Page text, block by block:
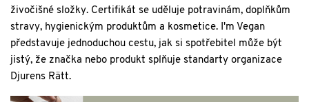
živočišné složky. Certifikát se uděluje potravinám, doplňkům
stravy, hygienickým produktům a kosmetice. I'm Vegan
představuje jednoduchou cestu, jak si spotřebitel může být
jistý, že značka nebo produkt splňuje standarty organizace
Djurens Rätt.